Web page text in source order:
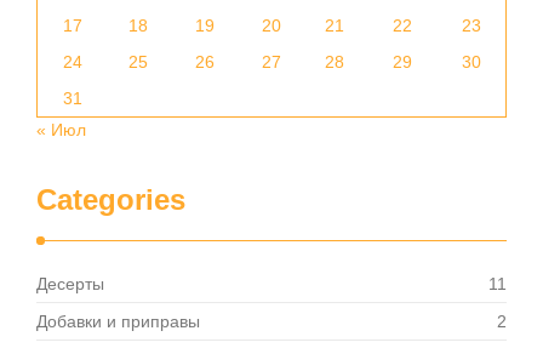
17
18 19 20 21 22
23
24
25 26 27 28 29
30
31
« Июл
Categories
Десерты
11
Добавки и приправы
2